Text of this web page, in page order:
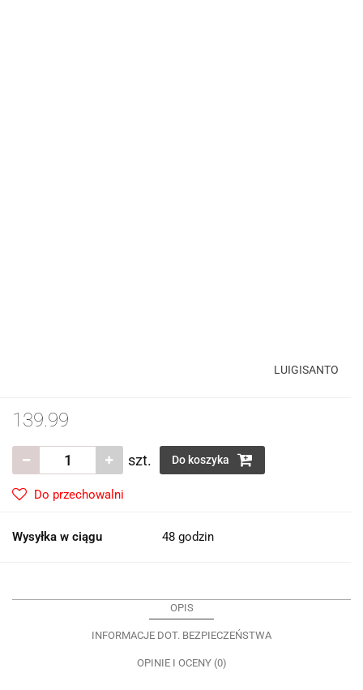
LUIGISANTO
139.99
szt. Do koszyka
Do przechowalni
Wysyłka w ciągu 48 godzin
OPIS
INFORMACJE DOT. BEZPIECZEŃSTWA
OPINIE I OCENY (0)